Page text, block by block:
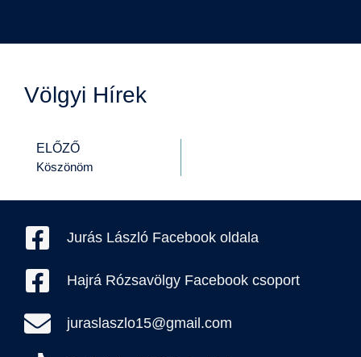
Völgyi Hírek
ELŐZŐ
Köszönöm
Jurás László Facebook oldala
Hajrá Rózsavölgy Facebook csoport
juraslaszlo15@gmail.com